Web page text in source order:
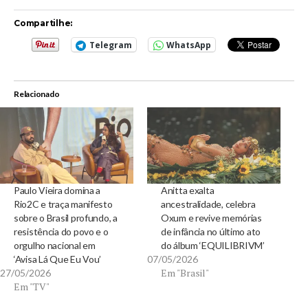
Compartilhe:
Telegram WhatsApp
Relacionado
Paulo Vieira domina a
Rio2C e traça manifesto
sobre o Brasil profundo, a
resistência do povo e o
orgulho nacional em
‘Avisa Lá Que Eu Vou’
27/05/2026
Em "TV"
Anitta exalta
ancestralidade, celebra
Oxum e revive memórias
de infância no último ato
do álbum ‘EQUILIBRIVM’
07/05/2026
Em "Brasil"